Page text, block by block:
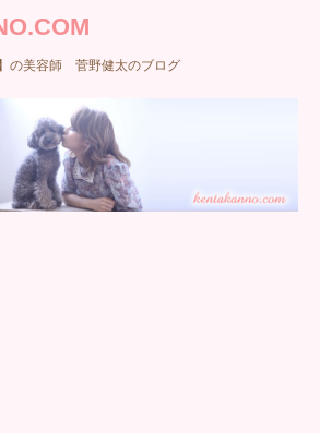
の美容師 菅野健太のブログ